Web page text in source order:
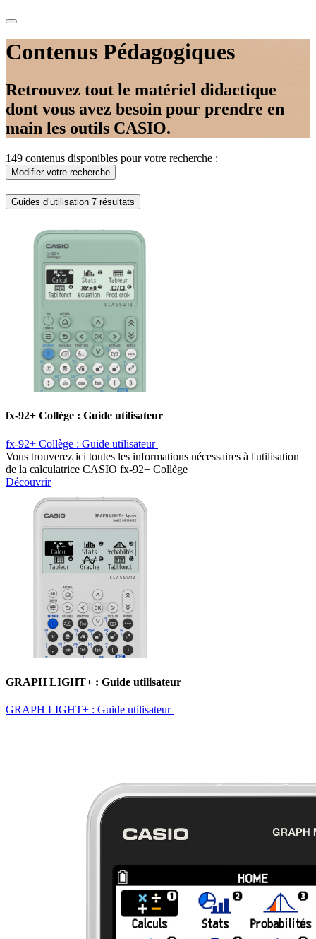
Contenus Pédagogiques
Retrouvez tout le matériel didactique
dont vous avez besoin pour prendre en
main les outils CASIO.
149 contenus disponibles pour votre recherche :
Modifier votre recherche
Guides d’utilisation 7 résultats
fx-92+ Collège : Guide utilisateur ​
fx-92+ Collège : Guide utilisateur ​
Vous trouverez ici toutes les informations nécessaires à l'utilisation
de la calculatrice CASIO fx-92+ Collège
Découvrir
GRAPH LIGHT+ : Guide utilisateur ​
GRAPH LIGHT+ : Guide utilisateur ​